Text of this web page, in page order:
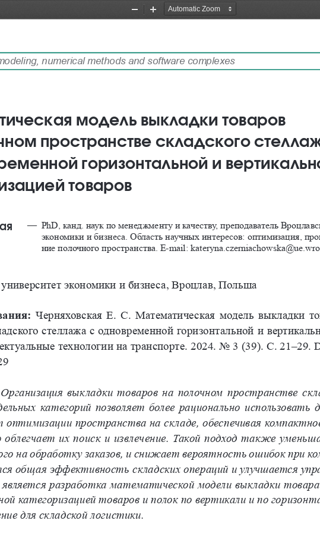
Zoom
Zoom
modeling, numerical methods and software complexes
модель выкладки товаров
пространстве складского
горизонтальной и
товаров
— PhD, канд. наук по менеджменту и качеству, преподаватель
экономики и бизнеса. Область научных интересов: оптимизация,
ние полочного пространства. E-mail:
экономики и бизнеса, Вроцлав, Польша
Черняховская Е.   С.   Математическая модель выкладки
стеллажа с  одновременной горизонтальной и
технологии на   транспорте. 2024. No   3  (39).    С.   21–29.
Организация выкладки товаров на полочном пространстве
категорий позволяет более рационально
оптимизации пространства на складе, обеспечивая
их поиск и извлечение. Такой подход также
на обработку заказов, и снижает вероятность ошибок при
общая эффективность складских операций и улучшается
является разработка математической модели выкладки
категоризацией товаров и полок по вертикали и по
для складской логистики.